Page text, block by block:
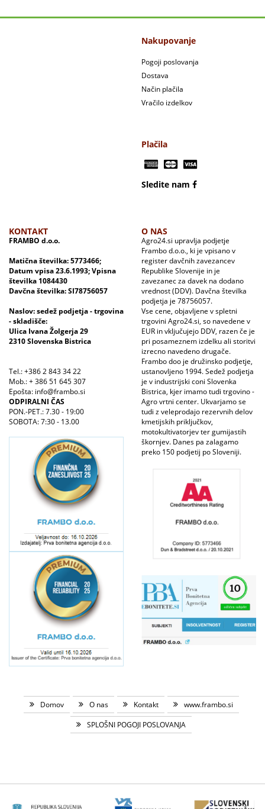
Nakupovanje
Pogoji poslovanja
Dostava
Način plačila
Vračilo izdelkov
Plačila
Sledite nam
KONTAKT
FRAMBO d.o.o.
Matična številka: 5773466;
Datum vpisa 23.6.1993; Vpisna
številka 1084430
Davčna številka: SI78756057
Naslov: sedež podjetja - trgovina
- skladišče:
Ulica Ivana Žolgerja 29
2310 Slovenska Bistrica
Tel.: +386 2 843 34 22
Mob.: + 386 51 645 307
Epošta: info@frambo.si
ODPIRALNI ČAS
PON.-PET.: 7.30 - 19:00
SOBOTA: 7:30 - 13.00
O NAS
Agro24.si upravlja podjetje
Frambo d.o.o., ki je vpisano v
register davčnih zavezancev
Republike Slovenije in je
zavezanec za davek na dodano
vrednost (DDV). Davčna številka
podjetja je 78756057.
Vse cene, objavljene v spletni
trgovini Agro24.si, so navedene v
EUR in vključujejo DDV, razen če je
pri posameznem izdelku ali storitvi
izrecno navedeno drugače.
Frambo doo je družinsko podjetje,
ustanovljeno 1994. Sedež podjetja
je v industrijski coni Slovenka
Bistrica, kjer imamo tudi trgovino -
Agro vrtni center. Ukvarjamo se
tudi z veleprodajo rezervnih delov
kmetijskih priključkov,
motokultivatorjev ter gumijastih
škornjev. Danes pa zalagamo
preko 150 podjetij po Sloveniji.
Domov O nas Kontakt
www.frambo.si
SPLOŠNI POGOJI POSLOVANJA